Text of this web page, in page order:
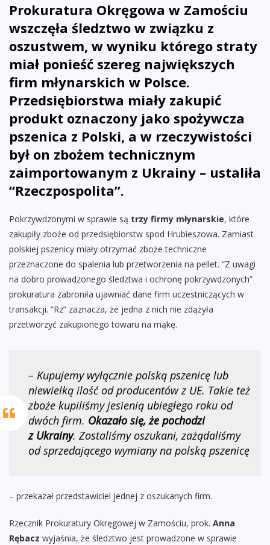
Prokuratura Okręgowa w Zamościu
wszczęła śledztwo w związku z
oszustwem, w wyniku którego straty
miał ponieść szereg największych
firm młynarskich w Polsce.
Przedsiębiorstwa miały zakupić
produkt oznaczony jako spożywcza
pszenica z Polski, a w rzeczywistości
był on zbożem technicznym
zaimportowanym z Ukrainy – ustaliła
“Rzeczpospolita”.
Pokrzywdzonymi w sprawie są trzy firmy młynarskie, które
zakupiły zboże od przedsiębiorstw spod Hrubieszowa. Zamiast
polskiej pszenicy miały otrzymać zboże techniczne
przeznaczone do spalenia lub przetworzenia na pellet. “Z uwagi
na dobro prowadzonego śledztwa i ochronę pokrzywdzonych”
prokuratura zabroniła ujawniać dane firm uczestniczących w
transakcji. “Rz” zaznacza, że jedna z nich nie zdążyła
przetworzyć zakupionego towaru na mąkę.
– Kupujemy wyłącznie polską pszenicę lub
niewielką ilość od producentów z UE. Takie też
zboże kupiliśmy jesienią ubiegłego roku od
dwóch firm. Okazało się, że pochodzi
z Ukrainy. Zostaliśmy oszukani, zażądaliśmy
od sprzedającego wymiany na polską pszenicę
– przekazał przedstawiciel jednej z oszukanych firm.
Rzecznik Prokuratury Okręgowej w Zamościu, prok. Anna
Rębacz wyjaśnia, że śledztwo jest prowadzone w sprawie